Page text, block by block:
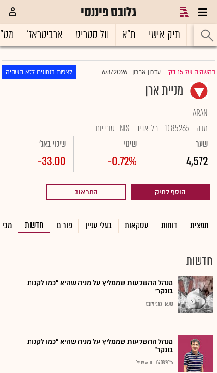
גלובס פיננסי
ראשי תיק אישי ת"א וול סטריט ארביטראז'
בהשהיה של 15 דק' |עדכון אחרון 6/8/2026 לצפות בנתונים ללא השהיה
מניית ארן
ARAN
מניה
1085265 תל-אביב NIS סוף יום
שער
4,572
שינוי
-0.72%
שינוי באג'
-33.00
הוסף לתיק התראות
תמצית דוחות עסקאות בעלי עניין פורום חדשות
חדשות
מנהל ההשקעות שממליץ על מניה שהיא "כמו לקנות
בונקר"
16:00 כתבי גלובס
מנהל ההשקעות שממליץ על מניה שהיא "כמו לקנות
בונקר"
04.08.2026 נתנאל אריאל